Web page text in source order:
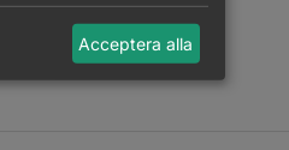
Logga in
Acceptera alla